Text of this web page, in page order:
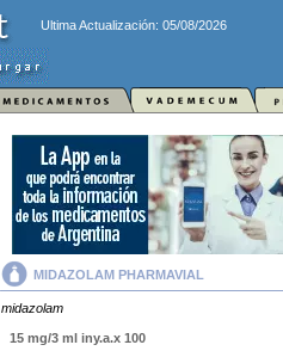
Ultima Actualización: 05/08/2026
MIDAZOLAM PHARMAVIAL
midazolam
15 mg/3 ml iny.a.x 100